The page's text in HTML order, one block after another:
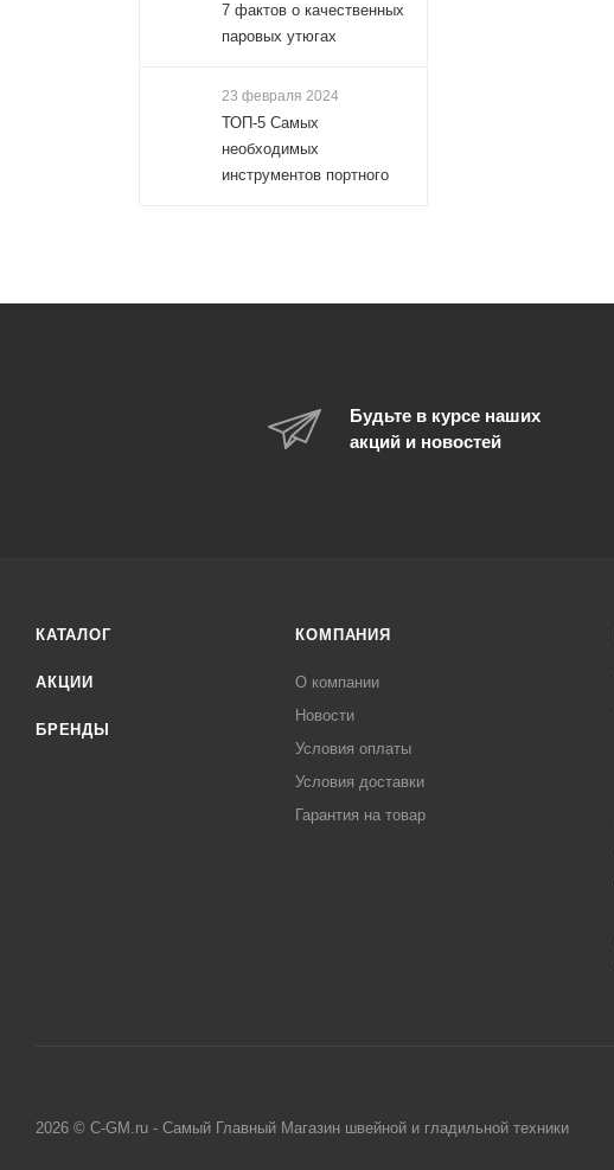
7 фактов о качественных
паровых утюгах
23 февраля 2024
ТОП-5 Самых
необходимых
инструментов портного
Будьте в курсе наших
акций и новостей
КАТАЛОГ
АКЦИИ
БРЕНДЫ
КОМПАНИЯ
О компании
Новости
Условия оплаты
Условия доставки
Гарантия на товар
2026 © C-GM.ru - Самый Главный Магазин швейной и гладильной техники